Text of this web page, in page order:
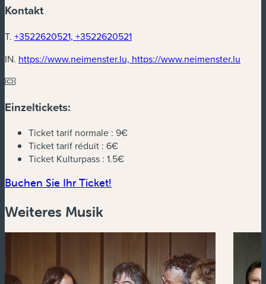
Kontakt
T. +3522620521, +3522620521
IN. https://www.neimenster.lu, https://www.neimenster.lu
Einzeltickets:
Ticket tarif normale : 9€
Ticket tarif réduit : 6€
Ticket Kulturpass : 1.5€
Buchen Sie Ihr Ticket!
Weiteres Musik